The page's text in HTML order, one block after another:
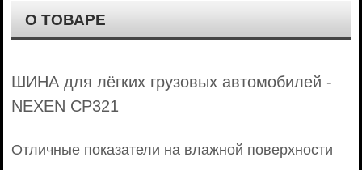
О ТОВАРЕ
ШИНА для лёгких грузовых автомобилей -
NEXEN CP321
Отличные показатели на влажной поверхности